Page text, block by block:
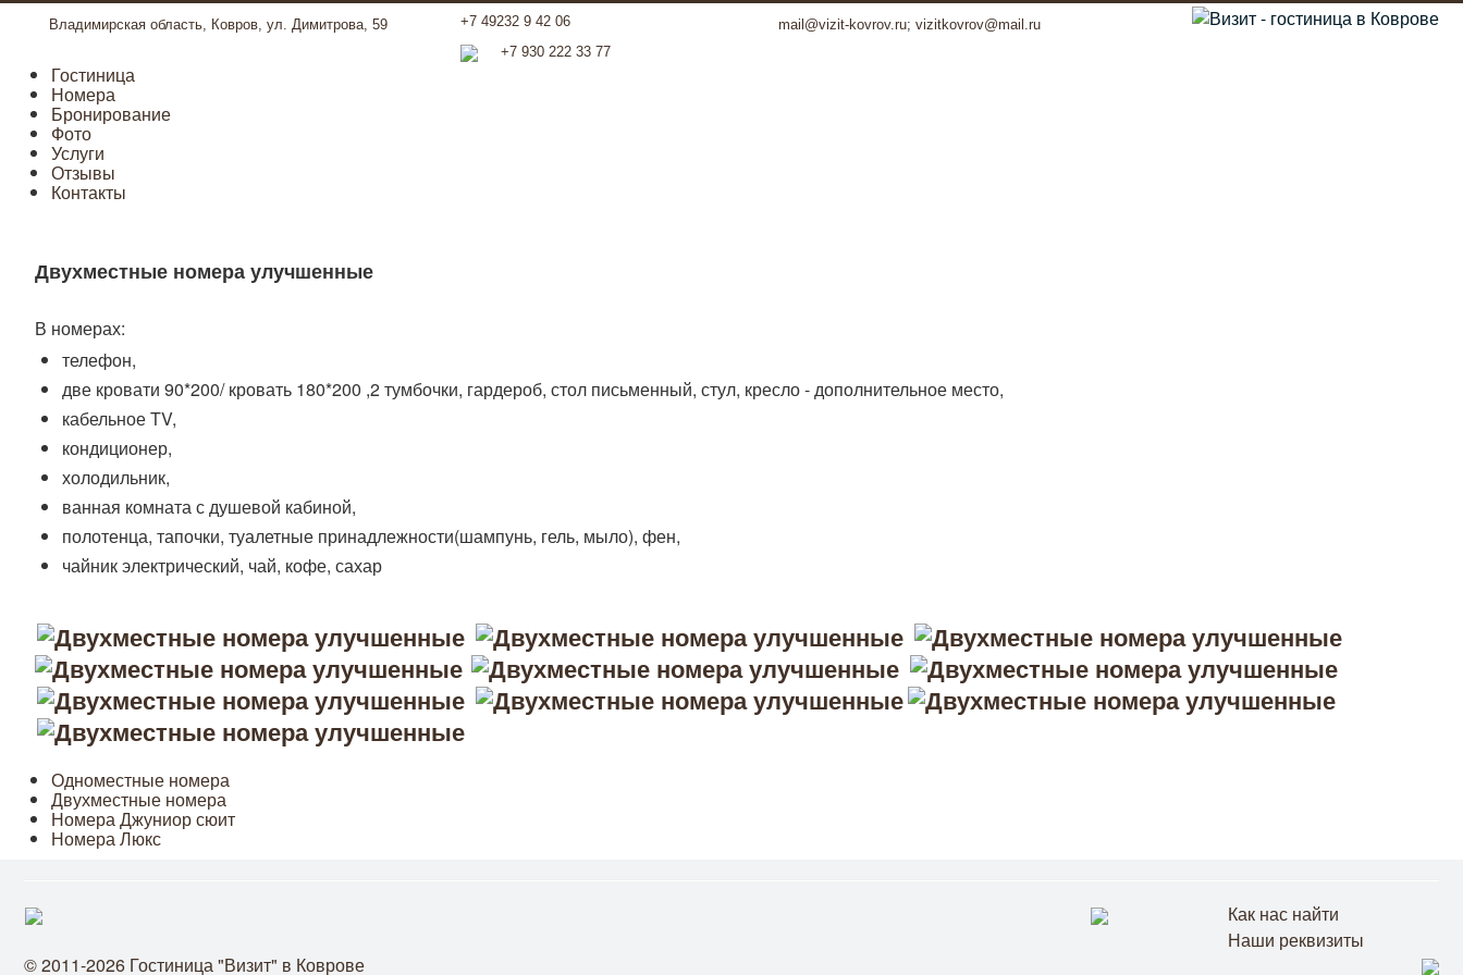
Владимирская область, Ковров, ул. Димитрова, 59
+7 49232 9 42 06
+7 930 222 33 77
mail@vizit-kovrov.ru; vizitkovrov@mail.ru
Гостиница
Номера
Бронирование
Фото
Услуги
Отзывы
Контакты
Двухместные номера улучшенные
В номерах:
телефон,
две кровати 90*200/ кровать 180*200 ,2 тумбочки, гардероб, стол письменный, стул, кресло - дополнительное место,
кабельное TV,
кондиционер,
холодильник,
ванная комната с душевой кабиной,
полотенца, тапочки, туалетные принадлежности(шампунь, гель, мыло), фен,
чайник электрический, чай, кофе, сахар
Одноместные номера
Двухместные номера
Номера Джуниор сюит
Номера Люкс
Как нас найти
Наши реквизиты
© 2011-2026 Гостиница "Визит" в Коврове